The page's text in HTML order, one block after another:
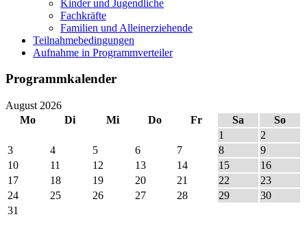
Kinder und Jugendliche
Fachkräfte
Familien und Alleinerziehende
Teilnahmebedingungen
Aufnahme in Programmverteiler
Programmkalender
August 2026
Mo
Di Mi Do Fr Sa
So
1
2
3
4 5 6 7 8
9
10
11 12 13 14 15
16
17
18 19 20 21 22
23
24
25 26 27 28 29
30
31